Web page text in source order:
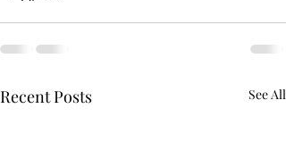
Recent Posts See All